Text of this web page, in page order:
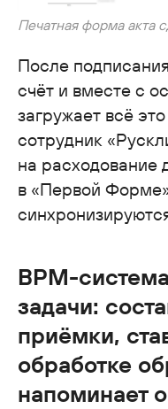
Печатная форма акта
После
счёт и вместе с
загружает всё
сотрудник
на расходование
в «Первой
BPM-
задачи:
приёмки,
обработке
напоминает